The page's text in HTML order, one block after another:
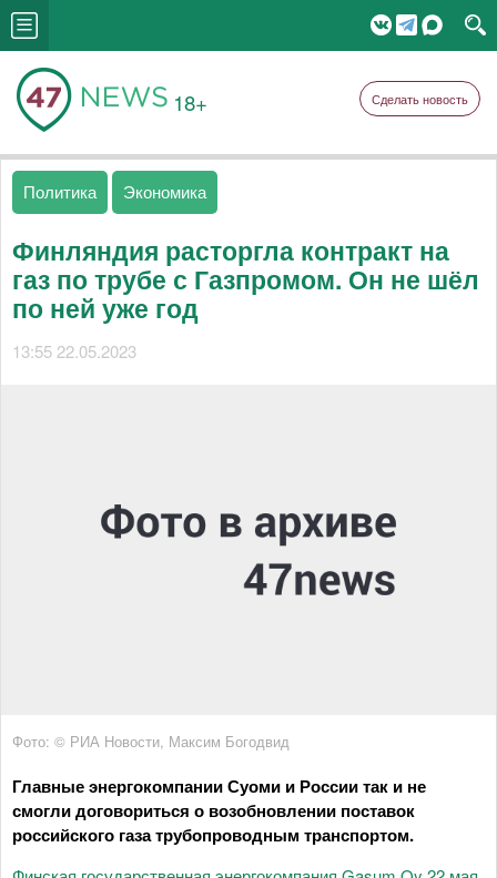
18+ Сделать новость
Политика Экономика
Финляндия расторгла контракт на
газ по трубе с Газпромом. Он не шёл
по ней уже год
13:55 22.05.2023
Фото: © РИА Новости, Максим Богодвид
Главные энергокомпании Суоми и России так и не
смогли договориться о возобновлении поставок
российского газа трубопроводным транспортом.